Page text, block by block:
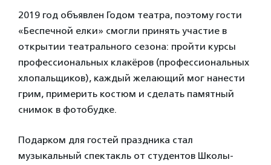
2019 год объявлен Годом театра, поэтому гости
«Беспечной елки» смогли принять участие в
открытии театрального сезона: пройти курсы
профессиональных клакёров (профессиональных
хлопальщиков), каждый желающий мог нанести
грим, примерить костюм и сделать памятный
снимок в фотобудке.
Подарком для гостей праздника стал
музыкальный спектакль от студентов Школы-